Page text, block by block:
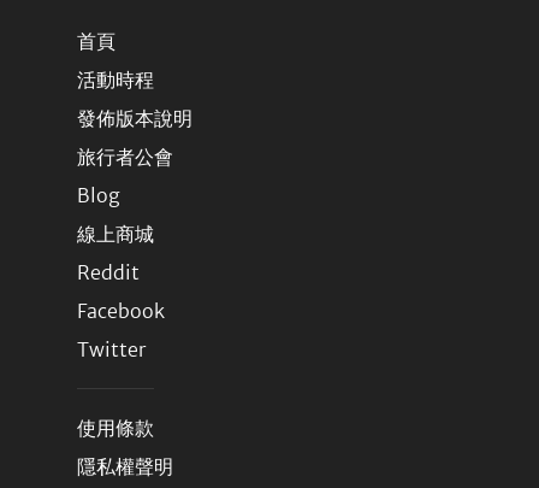
首頁
活動時程
發佈版本說明
旅行者公會
Blog
線上商城
Reddit
Facebook
Twitter
使用條款
隱私權聲明